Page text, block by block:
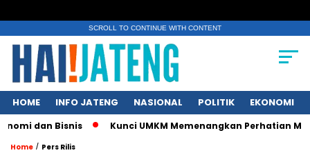
SCROLL TO CONTINUE WITH CONTENT
HOME INFO JATENG NASIONAL POLITIK EKONOMI
Bisnis Kunci UMKM Memenangkan Perhatian Media dan
Home / Pers Rilis